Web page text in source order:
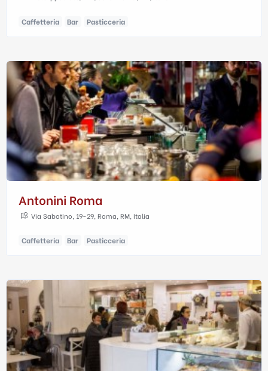
Caffetteria Bar Pasticceria
Antonini Roma
Via Sabotino, 19-29, Roma, RM, Italia
Caffetteria Bar Pasticceria